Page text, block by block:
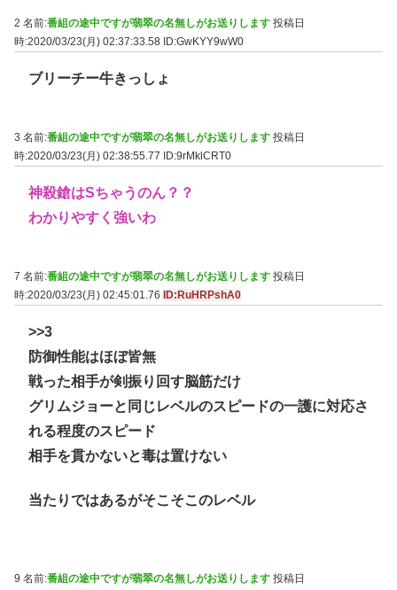
2 名前:番組の途中ですが翡翠の名無しがお送りします 投稿日
時:2020/03/23(月) 02:37:33.58 ID:GwKYY9wW0
ブリーチー牛きっしょ
3 名前:番組の途中ですが翡翠の名無しがお送りします 投稿日
時:2020/03/23(月) 02:38:55.77
ID:9rMklCRT0
神殺鎗はSちゃうのん？？
わかりやすく強いわ
7 名前:番組の途中ですが翡翠の名無しがお送りします 投稿日
時:2020/03/23(月) 02:45:01.76 ID:RuHRPshA0
>>3
防御性能はほぼ皆無
戦った相手が剣振り回す脳筋だけ
グリムジョーと同じレベルのスピードの一護に対応さ
れる程度のスピード
相手を貫かないと毒は置けない
当たりではあるがそこそこのレベル
9 名前:番組の途中ですが翡翠の名無しがお送りします 投稿日